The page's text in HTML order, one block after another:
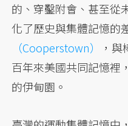
的、穿鑿附會、甚至從
化了歷史與集體記憶的
（Cooperstown）
，
百年來美國共同記憶裡
的伊甸園。